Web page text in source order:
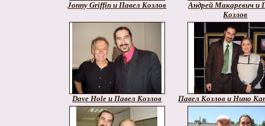
Jonny Griffin и Павел Козлов
Андрей Макаревич и
Козлов
Dave Hole и Павел Козлов Павел Козлов и Нино